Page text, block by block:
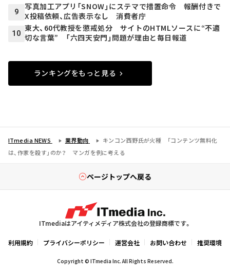
9
写真加工アプリ「SNOW」にステマで措置命令 報酬付きで
X投稿依頼、広告表示なし 消費者庁
10
東大、60代教授を懲戒処分 サイトのHTMLソースに“不適
切な言葉” 「六四天安門」問題が理由と毎日報道
ランキングをもっと見る
ITmedia NEWS 業界動向
キンコン西野氏が火種 「コンテンツ無料化
は、作家を殺す」のか？ マンガを例に考える
ページトップへ戻る
ITmediaはアイティメディア株式会社の登録商標です。
利用規約 プライバシーポリシー 運営会社 お問い合わせ 推奨環境
Copyright © ITmedia Inc. All Rights Reserved.